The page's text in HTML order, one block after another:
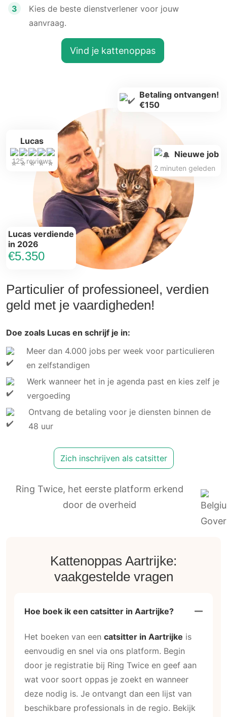
3
Kies de beste dienstverlener voor jouw
aanvraag.
Vind je kattenoppas
Particulier of professioneel, verdien
geld met je vaardigheden!
Doe zoals Lucas en schrijf je in:
Meer dan 4.000 jobs per week voor particulieren
en zelfstandigen
Werk wanneer het in je agenda past en kies zelf je
vergoeding
Ontvang de betaling voor je diensten binnen de
48 uur
Zich inschrijven als catsitter
Lucas
125 reviews
Lucas verdiende
in 2026
€5.350
Betaling ontvangen!
€150
Nieuwe job
2 minuten geleden
Ring Twice, het eerste platform erkend
door de overheid
Kattenoppas Aartrijke:
vaakgestelde vragen
Hoe boek ik een catsitter in Aartrijke?
Het boeken van een catsitter in Aartrijke is
eenvoudig en snel via ons platform. Begin
door je registratie bij Ring Twice en geef aan
wat voor soort oppas je zoekt en wanneer
deze nodig is. Je ontvangt dan een lijst van
beschikbare professionals in de regio. Bekijk